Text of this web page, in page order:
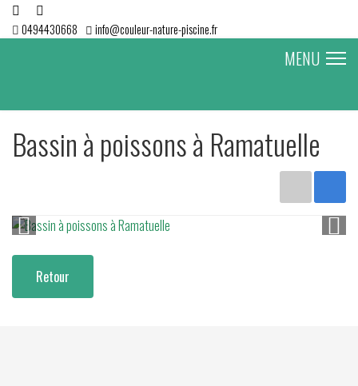
0494430668 info@couleur-nature-piscine.fr
MENU
Bassin à poissons à Ramatuelle
Retour